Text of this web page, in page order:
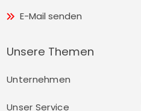
E-Mail senden
Unsere Themen
Unternehmen
Unser Service